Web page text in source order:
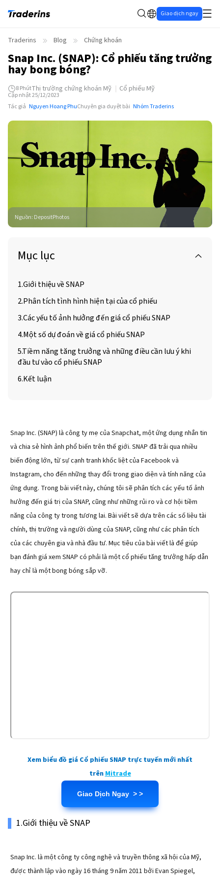
Giao dịch ngay
Traderins Blog Chứng khoán
Snap Inc. (SNAP): Cổ phiếu tăng trưởng
hay bong bóng?
8PhútThị trường chứng khoán Mỹ Cổ phiếu Mỹ
Cập nhật 25/12/2023
Tác giả Nguyen Hoang PhuChuyên gia duyệt bài Nhóm Traderins
Nguồn: DepositPhotos
Mục lục
1.Giới thiệu về SNAP
2.Phân tích tình hình hiện tại của cổ phiếu
3.Các yếu tố ảnh hưởng đến giá cổ phiếu SNAP
4.Một số dự đoán về giá cổ phiếu SNAP
5.Tiềm năng tăng trưởng và những điều cần lưu ý khi
đầu tư vào cổ phiếu SNAP
6.Kết luận
Snap Inc. (SNAP) là công ty mẹ của Snapchat, một ứng dụng nhắn tin
và chia sẻ hình ảnh phổ biến trên thế giới. SNAP đã trải qua nhiều
biến động lớn, từ sự cạnh tranh khốc liệt của Facebook và
Instagram, cho đến những thay đổi trong giao diện và tính năng của
ứng dụng. Trong bài viết này, chúng tôi sẽ phân tích các yếu tố ảnh
hưởng đến giá trị của SNAP, cũng như những rủi ro và cơ hội tiềm
năng của công ty trong tương lai. Bài viết sẽ dựa trên các số liệu tài
chính, thị trường và người dùng của SNAP, cũng như các phân tích
của các chuyên gia và nhà đầu tư. Mục tiêu của bài viết là để giúp
bạn đánh giá xem SNAP có phải là một cổ phiếu tăng trưởng hấp dẫn
hay chỉ là một bong bóng sắp vỡ.
Xem biểu đồ giá Cổ phiếu SNAP trực tuyến mới nhất
trênMitrade
Giao Dịch Ngay > >
1.Giới thiệu về SNAP
Snap Inc. là một công ty công nghệ và truyền thông xã hội của Mỹ,
được thành lập vào ngày 16 tháng 9 năm 2011 bởi Evan Spiegel,